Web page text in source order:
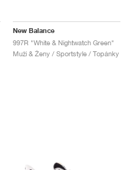
New Balance
997R "White & Nightwatch Green"
Muži & Ženy / Sportstyle / Topánky